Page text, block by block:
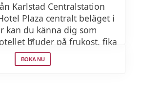
Karlstad Centralstation
Plaza centralt beläget i
kan du känna dig som
bjuder på frukost, fika
dagen på
där det finns jacuzzi,
BOKA NU